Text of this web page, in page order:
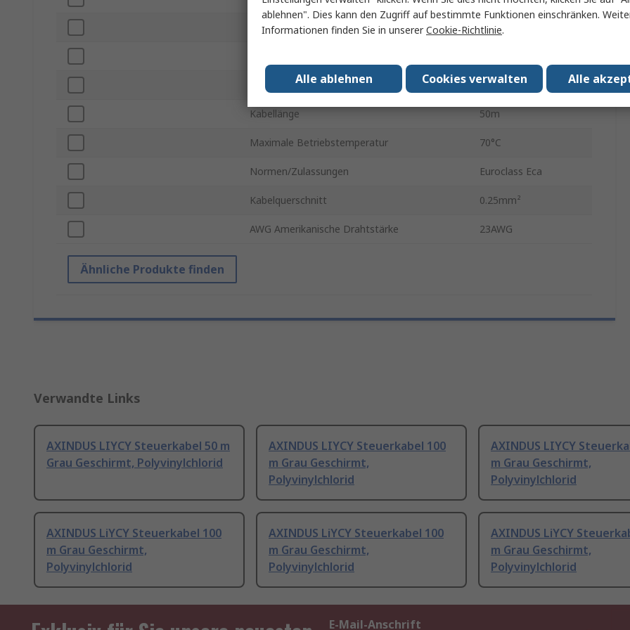
Mantelmaterial Polyvinylchlorid
Geschirmt / Ungeschirmt Geschirmt
Kabellänge 50m
Maximale Betriebstemperatur 70°C
Normen/Zulassungen Euroclass Eca
Kabelquerschnitt 0.25mm²
AWG Amerikanische Drahtstärke 23AWG
Ähnliche Produkte finden
Verwandte Links
AXINDUS LIYCY Steuerkabel 50 m
Grau Geschirmt, Polyvinylchlorid
AXINDUS LIYCY Steuerkabel 100
m Grau Geschirmt,
Polyvinylchlorid
AXINDUS LIYCY
m Grau Geschirmt,
Polyvinylchlorid
AXINDUS LiYCY Steuerkabel 100
m Grau Geschirmt,
Polyvinylchlorid
AXINDUS LiYCY Steuerkabel 100
m Grau Geschirmt,
Polyvinylchlorid
AXINDUS LiYCY
m Grau Geschirmt,
Polyvinylchlorid
E-Mail-Anschrift
ablehnen". Dies kann den Zugriff auf bestimmte Funktionen einschränken.
Informationen finden Sie in unsererCookie-Richtlinie.
Alle
Cookies verwalten
Alle ablehnen